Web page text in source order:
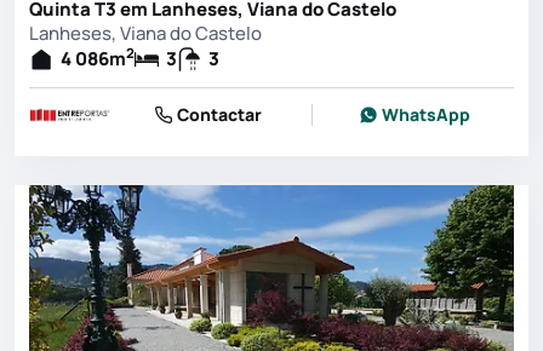
Quinta T3 em Lanheses, Viana do Castelo
Lanheses, Viana do Castelo
4 086m2 3 3
Contactar WhatsApp